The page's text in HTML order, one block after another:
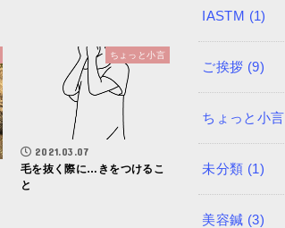
ちょっと小言
2021.03.07
毛を抜く際に…きをつけるこ
と
IASTM (1)
ご挨拶 (9)
ちょっと小言
未分類 (1)
美容鍼 (3)